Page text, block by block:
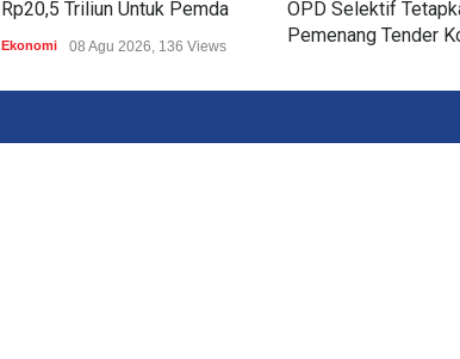
Rp20,5 Triliun Untuk Pemda
Ekonomi 08 Agu 2026, 136 Views
OPD Selektif
Pemenang Tender